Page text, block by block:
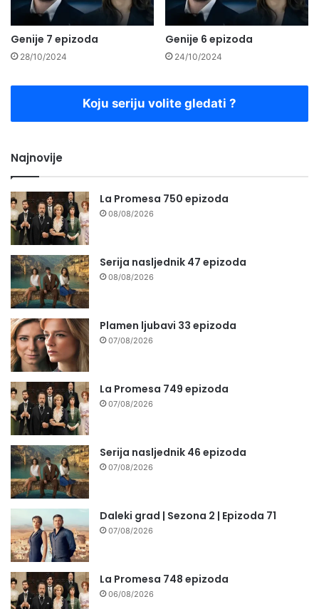
Genije 7 epizoda
28/10/2024
Genije 6 epizoda
24/10/2024
Koju seriju volite gledati ?
Najnovije
La Promesa 750 epizoda
08/08/2026
Serija nasljednik 47 epizoda
08/08/2026
Plamen ljubavi 33 epizoda
07/08/2026
La Promesa 749 epizoda
07/08/2026
Serija nasljednik 46 epizoda
07/08/2026
Daleki grad | Sezona 2 | Epizoda 71
07/08/2026
La Promesa 748 epizoda
06/08/2026